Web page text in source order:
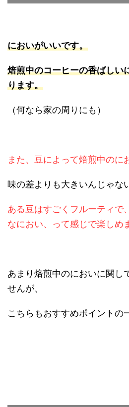
においがいいです。
焙煎中のコーヒーの香ばしい
ります。
（何なら家の周りにも）
また、豆によって焙煎中のに
味の差よりも大きいんじゃな
ある豆はすごくフルーティで
なにおい、って感じで楽しめ
あまり焙煎中のにおいに関し
せんが、
こちらもおすすめポイントの